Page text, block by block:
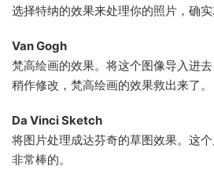
选择特纳的效果来处理你的照片，确实
Van Gogh
梵高绘画的效果。将这个图像导入进
稍作修改，梵高绘画的效果救出来了。
Da Vinci Sketch
将图片处理成达芬奇的草图效果。这
非常棒的。